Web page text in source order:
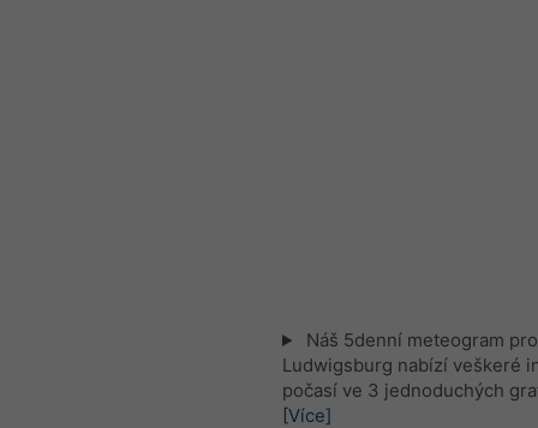
Náš 5denní meteogram pro
Ludwigsburg nabízí veškeré
počasí ve 3 jednoduchých
[Více]